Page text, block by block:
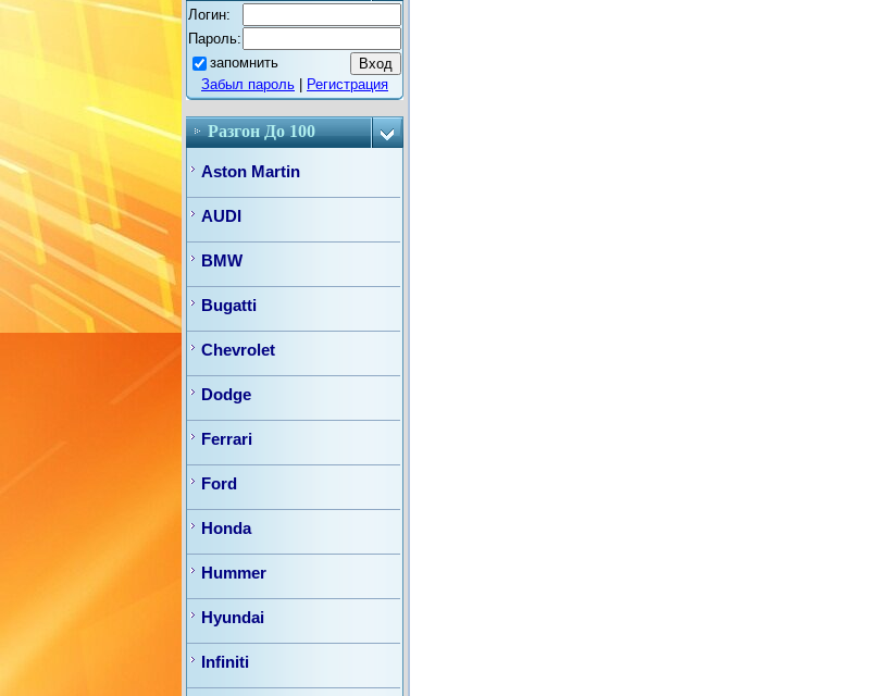
Логин:
Пароль:
запомнить
Забыл пароль
Регистрация
Разгон До 100
Aston Martin
AUDI
BMW
Bugatti
Chevrolet
Dodge
Ferrari
Ford
Honda
Hummer
Hyundai
Infiniti